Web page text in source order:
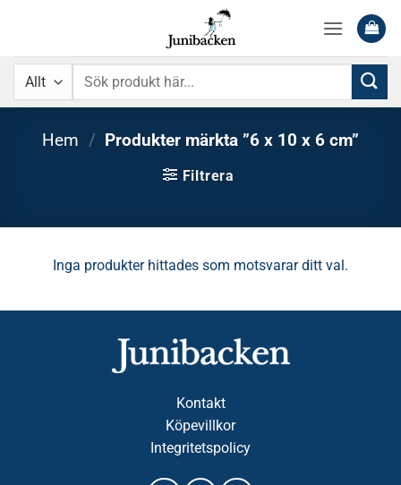
content
Sök
Hem / Produkter märkta ”6 x 10 x 6 cm”
Filtrera
Inga produkter hittades som motsvarar ditt val.
Kontakt
Köpevillkor
Integritetspolicy